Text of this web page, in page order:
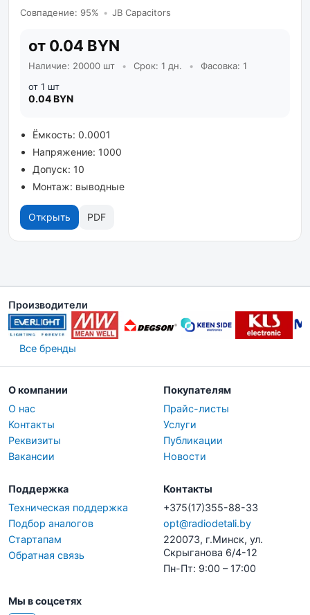
Совпадение: 95% • JB Capacitors
от 0.04 BYN
Наличие: 20000 шт • Срок: 1 дн. •
Фасовка: 1
от 1 шт
0.04 BYN
Ёмкость: 0.0001
Напряжение: 1000
Допуск: 10
Монтаж: выводные
Открыть PDF
Производители
Все бренды
О компании
О нас
Контакты
Реквизиты
Вакансии
Покупателям
Прайс-листы
Услуги
Публикации
Новости
Поддержка
Техническая поддержка
Подбор аналогов
Стартапам
Обратная связь
Контакты
+375(17)355-88-33
opt@radiodetali.by
220073, г.Минск, ул.
Скрыганова 6/4-12
Пн-Пт: 9:00 – 17:00
Мы в соцсетях